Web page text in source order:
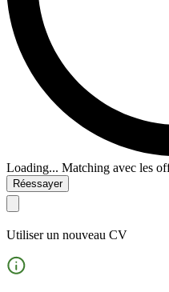
Loading... Matching avec les
Réessayer
Utiliser un nouveau CV